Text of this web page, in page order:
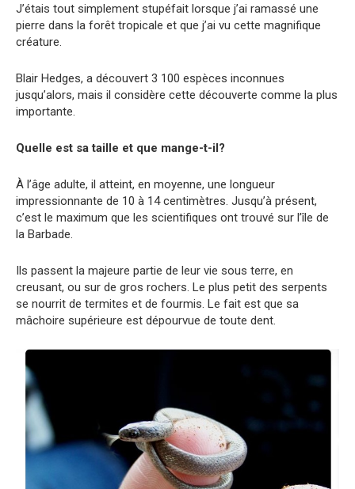
J’étais tout simplement stupéfait lorsque j’ai ramassé une
pierre dans la forêt tropicale et que j’ai vu cette magnifique
créature.
Blair Hedges, a découvert 3 100 espèces inconnues
jusqu’alors, mais il considère cette découverte comme la plus
importante.
Quelle est sa taille et que mange-t-il?
À l’âge adulte, il atteint, en moyenne, une longueur
impressionnante de 10 à 14 centimètres. Jusqu’à présent,
c’est le maximum que les scientifiques ont trouvé sur l’île de
la Barbade.
Ils passent la majeure partie de leur vie sous terre, en
creusant, ou sur de gros rochers. Le plus petit des serpents
se nourrit de termites et de fourmis. Le fait est que sa
mâchoire supérieure est dépourvue de toute dent.